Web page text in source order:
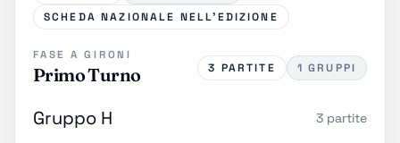
SCHEDA NAZIONALE NELL'EDIZIONE
FASE A GIRONI
Primo Turno 3 PARTITE 1 GRUPPI
Gruppo H 3 partite